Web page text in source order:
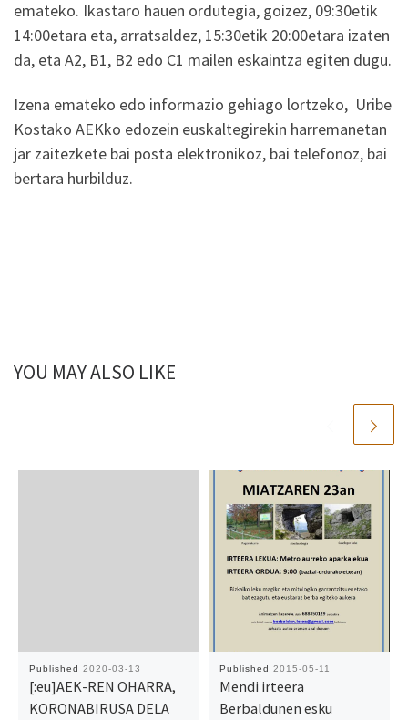
emateko. Ikastaro hauen ordutegia, goizez, 09:30etik
14:00etara eta, arratsaldez, 15:30etik 20:00etara izaten
da, eta A2, B1, B2 edo C1 mailen eskaintza egiten dugu.
Izena emateko edo informazio gehiago lortzeko, Uribe
Kostako AEKko edozein euskaltegirekin harremanetan
jar zaitezkete bai posta elektronikoz, bai telefonoz, bai
bertara hurbilduz.
YOU MAY ALSO LIKE
Published 2020-03-13
[:eu]AEK-REN OHARRA,
KORONABIRUSA DELA
Published 2015-05-11
Mendi irteera
Berbaldunen esku